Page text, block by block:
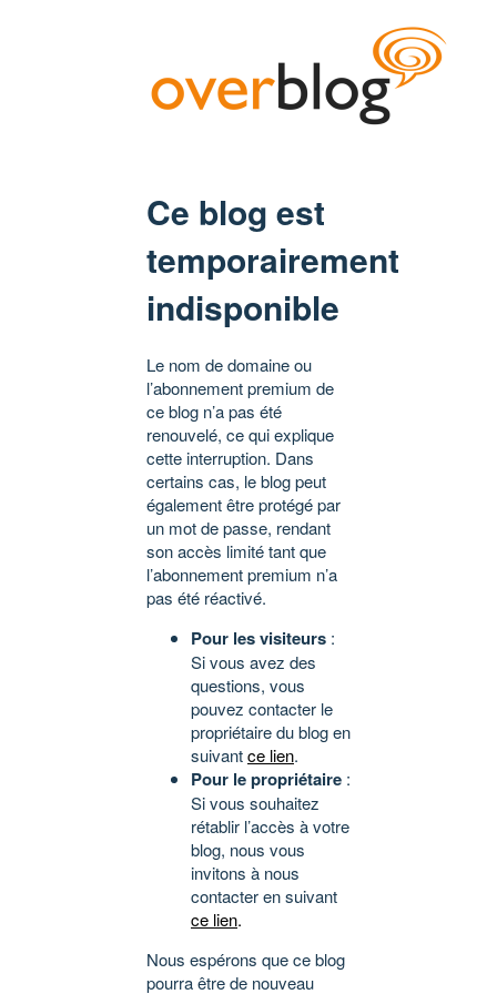
Ce blog est
temporairement
indisponible
Le nom de domaine ou
l’abonnement premium de
ce blog n’a pas été
renouvelé, ce qui explique
cette interruption. Dans
certains cas, le blog peut
également être protégé par
un mot de passe, rendant
son accès limité tant que
l’abonnement premium n’a
pas été réactivé.
Pour les visiteurs :
Si vous avez des
questions, vous
pouvez contacter le
propriétaire du blog en
suivantce lien.
Pour le propriétaire :
Si vous souhaitez
rétablir l’accès à votre
blog, nous vous
invitons à nous
contacter en suivant
ce lien.
Nous espérons que ce blog
pourra être de nouveau